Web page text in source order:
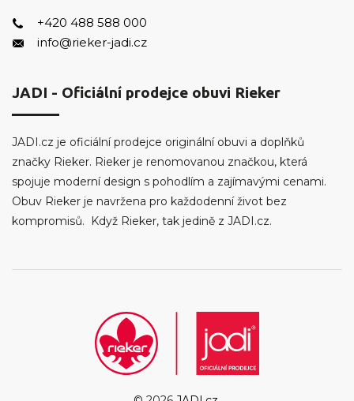
+420 488 588 000
info@rieker-jadi.cz
JADI - Oficiální prodejce obuvi Rieker
JADI.cz je oficiální prodejce originální obuvi a doplňků
značky Rieker. Rieker je renomovanou značkou, která
spojuje moderní design s pohodlím a zajímavými cenami.
Obuv Rieker je navržena pro každodenní život bez
kompromisů. Když Rieker, tak jedině z JADI.cz.